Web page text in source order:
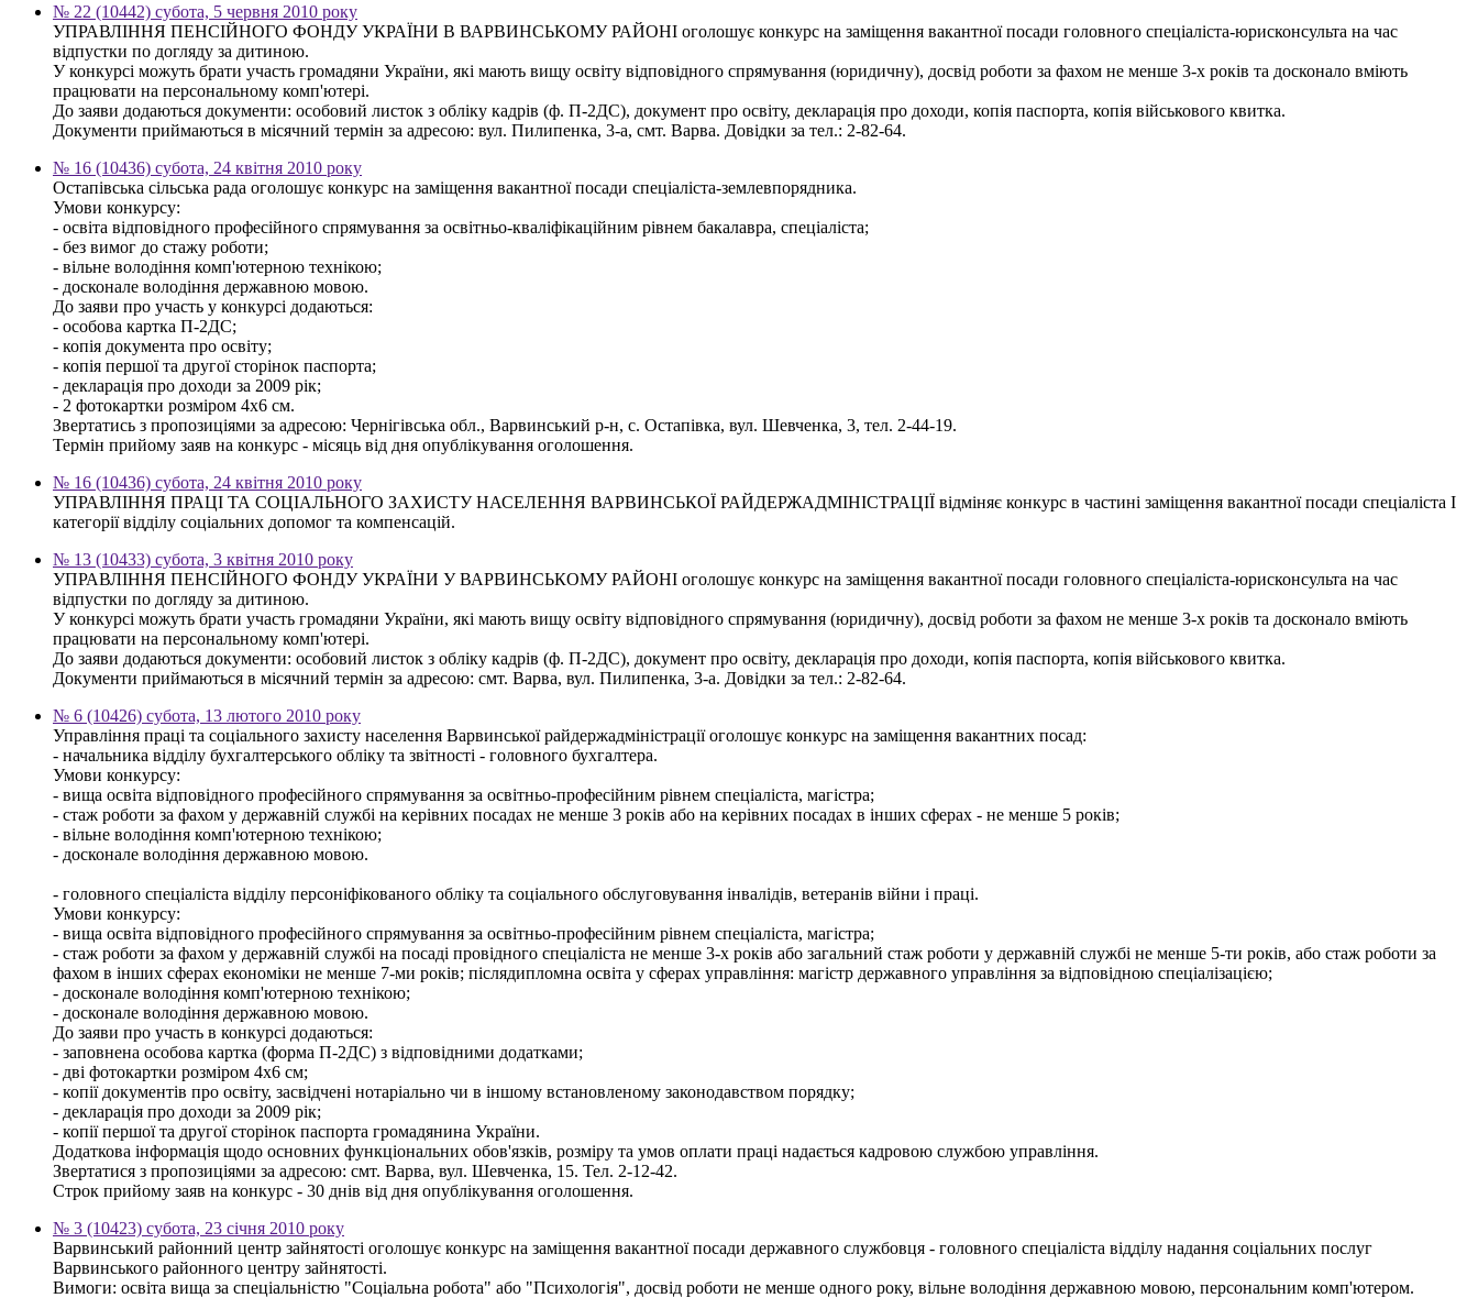
№ 22 (10442) субота, 5 червня 2010 року
УПРАВЛІННЯ ПЕНСІЙНОГО ФОНДУ УКРАЇНИ В ВАРВИНСЬКОМУ РАЙОНІ оголошує конкурс на заміщення вакантної посади головного спеціаліста-юрисконсульта на час
відпустки по догляду за дитиною.
У конкурсі можуть брати участь громадяни України, які мають вищу освіту відповідного спрямування (юридичну), досвід роботи за фахом не менше 3-х років та досконало вміють
працювати на персональному комп'ютері.
До заяви додаються документи: особовий листок з обліку кадрів (ф. П-2ДС), документ про освіту, декларація про доходи, копія паспорта, копія військового квитка.
Документи приймаються в місячний термін за адресою: вул. Пилипенка, 3-а, смт. Варва. Довідки за тел.: 2-82-64.
№ 16 (10436) субота, 24 квітня 2010 року
Остапівська сільська рада оголошує конкурс на заміщення вакантної посади спеціаліста-землевпорядника.
Умови конкурсу:
- освіта відповідного професійного спрямування за освітньо-кваліфікаційним рівнем бакалавра, спеціаліста;
- без вимог до стажу роботи;
- вільне володіння комп'ютерною технікою;
- досконале володіння державною мовою.
До заяви про участь у конкурсі додаються:
- особова картка П-2ДС;
- копія документа про освіту;
- копія першої та другої сторінок паспорта;
- декларація про доходи за 2009 рік;
- 2 фотокартки розміром 4х6 см.
Звертатись з пропозиціями за адресою: Чернігівська обл., Варвинський р-н, с. Остапівка, вул. Шевченка, 3, тел. 2-44-19.
Термін прийому заяв на конкурс - місяць від дня опублікування оголошення.
№ 16 (10436) субота, 24 квітня 2010 року
УПРАВЛІННЯ ПРАЦІ ТА СОЦІАЛЬНОГО ЗАХИСТУ НАСЕЛЕННЯ ВАРВИНСЬКОЇ РАЙДЕРЖАДМІНІСТРАЦІЇ відміняє конкурс в частині заміщення вакантної посади спеціаліста І
категорії відділу соціальних допомог та компенсацій.
№ 13 (10433) субота, 3 квітня 2010 року
УПРАВЛІННЯ ПЕНСІЙНОГО ФОНДУ УКРАЇНИ У ВАРВИНСЬКОМУ РАЙОНІ оголошує конкурс на заміщення вакантної посади головного спеціаліста-юрисконсульта на час
відпустки по догляду за дитиною.
У конкурсі можуть брати участь громадяни України, які мають вищу освіту відповідного спрямування (юридичну), досвід роботи за фахом не менше 3-х років та досконало вміють
працювати на персональному комп'ютері.
До заяви додаються документи: особовий листок з обліку кадрів (ф. П-2ДС), документ про освіту, декларація про доходи, копія паспорта, копія військового квитка.
Документи приймаються в місячний термін за адресою: смт. Варва, вул. Пилипенка, 3-а. Довідки за тел.: 2-82-64.
№ 6 (10426) субота, 13 лютого 2010 року
Управління праці та соціального захисту населення Варвинської райдержадміністрації оголошує конкурс на заміщення вакантних посад:
- начальника відділу бухгалтерського обліку та звітності - головного бухгалтера.
Умови конкурсу:
- вища освіта відповідного професійного спрямування за освітньо-професійним рівнем спеціаліста, магістра;
- стаж роботи за фахом у державній службі на керівних посадах не менше 3 років або на керівних посадах в інших сферах - не менше 5 років;
- вільне володіння комп'ютерною технікою;
- досконале володіння державною мовою.
- головного спеціаліста відділу персоніфікованого обліку та соціального обслуговування інвалідів, ветеранів війни і праці.
Умови конкурсу:
- вища освіта відповідного професійного спрямування за освітньо-професійним рівнем спеціаліста, магістра;
- стаж роботи за фахом у державній службі на посаді провідного спеціаліста не менше 3-х років або загальний стаж роботи у державній службі не менше 5-ти років, або стаж роботи за
фахом в інших сферах економіки не менше 7-ми років; післядипломна освіта у сферах управління: магістр державного управління за відповідною спеціалізацією;
- досконале володіння комп'ютерною технікою;
- досконале володіння державною мовою.
До заяви про участь в конкурсі додаються:
- заповнена особова картка (форма П-2ДС) з відповідними додатками;
- дві фотокартки розміром 4х6 см;
- копії документів про освіту, засвідчені нотаріально чи в іншому встановленому законодавством порядку;
- декларація про доходи за 2009 рік;
- копії першої та другої сторінок паспорта громадянина України.
Додаткова інформація щодо основних функціональних обов'язків, розміру та умов оплати праці надається кадровою службою управління.
Звертатися з пропозиціями за адресою: смт. Варва, вул. Шевченка, 15. Тел. 2-12-42.
Строк прийому заяв на конкурс - 30 днів від дня опублікування оголошення.
№ 3 (10423) субота, 23 січня 2010 року
Варвинський районний центр зайнятості оголошує конкурс на заміщення вакантної посади державного службовця - головного спеціаліста відділу надання соціальних послуг
Варвинського районного центру зайнятості.
Вимоги: освіта вища за спеціальністю "Соціальна робота" або "Психологія", досвід роботи не менше одного року, вільне володіння державною мовою, персональним комп'ютером.